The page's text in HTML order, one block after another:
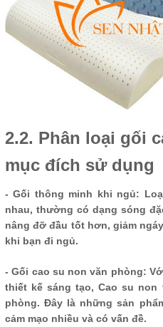
2.2. Phân loại gối
mục đích sử dụng
- Gối thông minh khi ngủ:
nhau, thường có dạng sóng
nâng đỡ đầu tốt hơn, giảm
khi bạn đi ngủ.
- Gối cao su non văn phòng:
thiết kế sáng tạo, Cao su
phòng. Đây là những sản
cảm mạo nhiều và có vấn đề.